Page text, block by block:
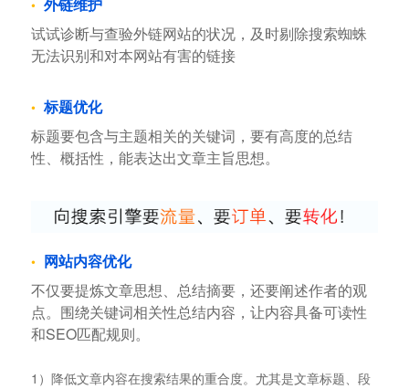
试试诊断与查验外链网站的状况，及时剔除搜索蜘蛛
无法识别和对本网站有害的链接
标题优化
标题要包含与主题相关的关键词，要有高度的总结
性、概括性，能表达出文章主旨思想。
网站内容优化
不仅要提炼文章思想、总结摘要，还要阐述作者的观
点。围绕关键词相关性总结内容，让内容具备可读性
和SEO匹配规则。
1）降低文章内容在搜索结果的重合度。尤其是文章标题、段